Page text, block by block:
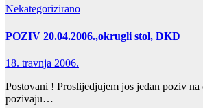
Nekategorizirano
POZIV 20.04.2006.,okrugli stol, DKD
18. travnja 2006.
Postovani ! Proslijedjujem jos jedan poziv
pozivaju…